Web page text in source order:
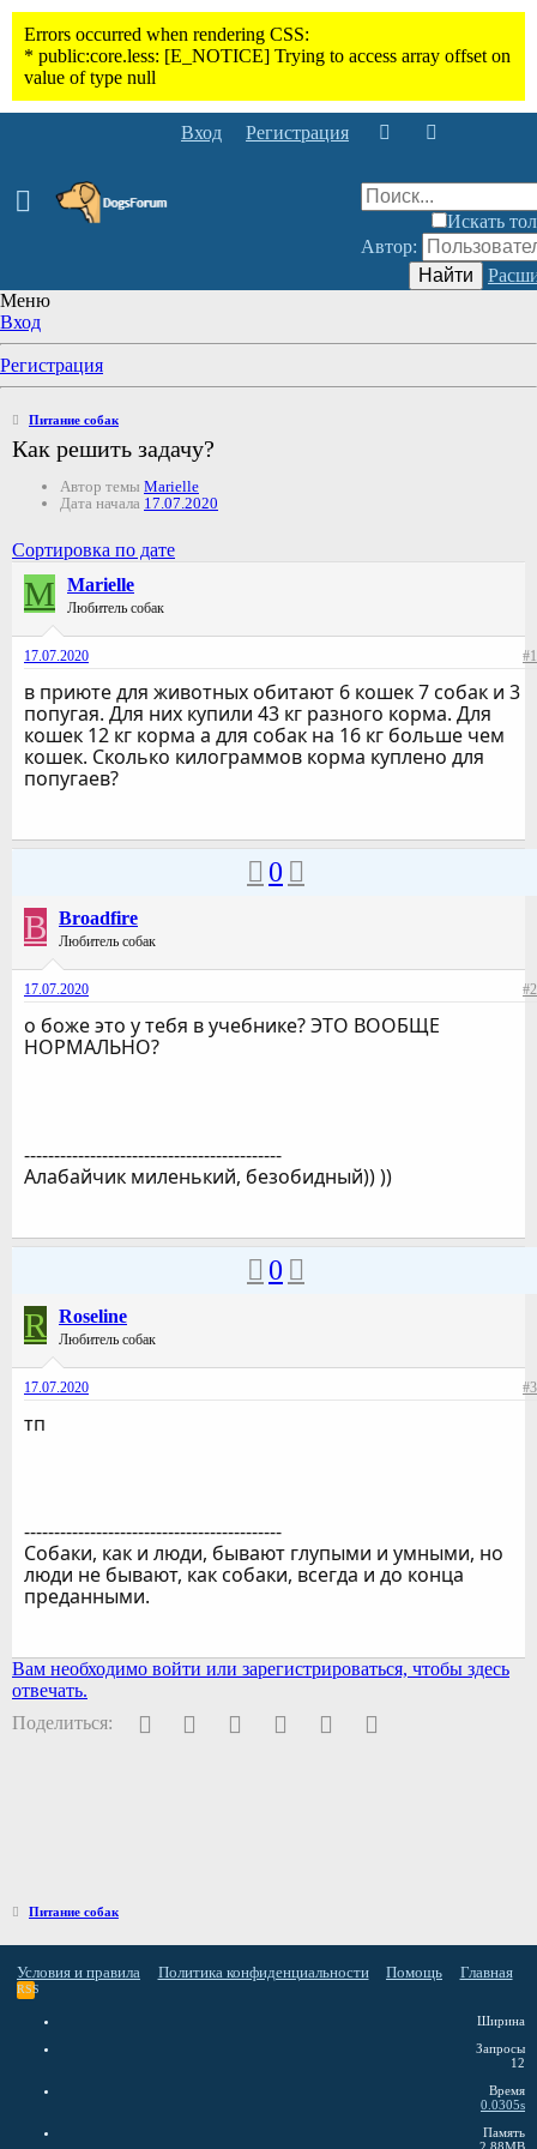
Вход Регистрация
Искать
Автор:
Найти
Меню
Вход
Регистрация
Питание собак
Как решить задачу?
Автор темы Marielle
Дата начала 17.07.2020
Сортировка по дате
M Marielle
Любитель собак
17.07.2020 #1
в приюте для животных обитают 6 кошек 7 собак и 3
попугая. Для них купили 43 кг разного корма. Для
кошек 12 кг корма а для собак на 16 кг больше чем
кошек. Сколько килограммов корма куплено для
попугаев?
0
B Broadfire
Любитель собак
17.07.2020 #2
о боже это у тебя в учебнике? ЭТО ВООБЩЕ
НОРМАЛЬНО?
-------------------------------------------
Алабайчик миленький, безобидный)) ))
0
R Roseline
Любитель собак
17.07.2020 #3
тп
-------------------------------------------
Собаки, как и люди, бывают глупыми и умными, но
люди не бывают, как собаки, всегда и до конца
преданными.
Вам необходимо войти или зарегистрироваться, чтобы здесь
отвечать.
Поделиться:
FacebookTwitter PinterestWhatsAppЭлектронная почта
Питание собак
Условия и правила Политика конфиденциальности Помощь Главная
RSS
Ширина
Запросы
12
Время
0.0305s
Память